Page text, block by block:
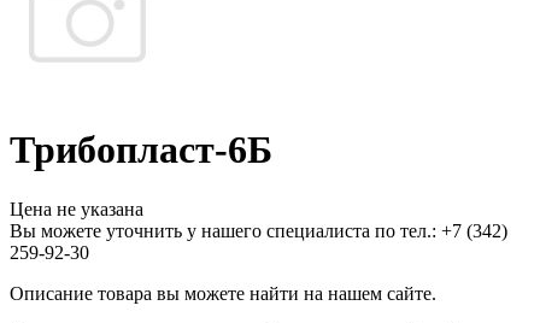
Трибопласт-6Б
Цена не указана
Вы можете уточнить у нашего специалиста по тел.: +7 (342)
259-92-30
Описание товара вы можете найти на нашем сайте.